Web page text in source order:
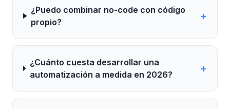
¿Puedo combinar no-code con código
propio?
+
¿Cuánto cuesta desarrollar una
automatización a medida en 2026?
+